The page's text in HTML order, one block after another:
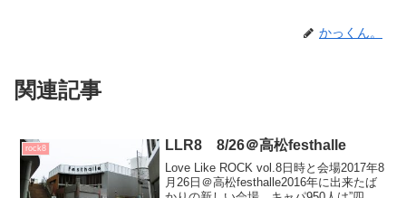
かっくん。
関連記事
rock8 LLR8 8/26＠高松festhalle
Love Like ROCK vol.8日時と会場2017年8
月26日＠高松festhalle2016年に出来たば